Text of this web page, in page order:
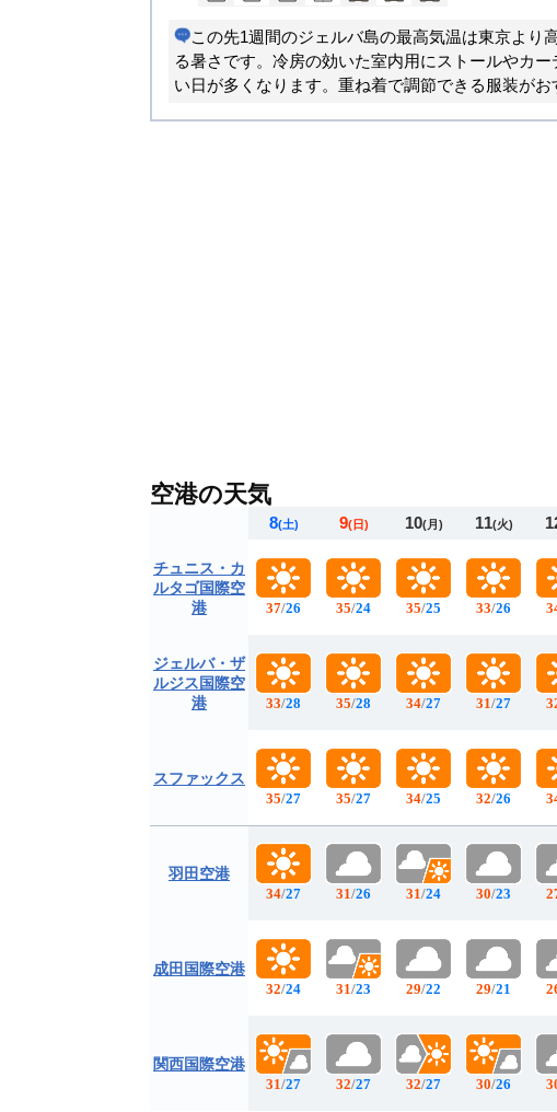
この先1週間のジェルバ島の最高気温は東京より
る暑さです。冷房の効いた室内用にストールやカ
い日が多くなります。重ね着で調節できる服装がお
空港の天気
チュニス・カ
ルタゴ国際空
港
ジェルバ・ザ
ルジス国際空
港
スファックス
羽田空港
成田国際空港
関西国際空港
8(土)
37/26
33/28
35/27
34/27
32/24
31/27
9(日)
35/24
35/28
35/27
31/26
31/23
32/27
10(月)
35/25
34/27
34/25
31/24
29/22
32/27
11(火)
33/26
31/27
32/26
30/23
29/21
30/26